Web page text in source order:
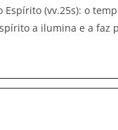
(vv.25s): o
a ilumina e a